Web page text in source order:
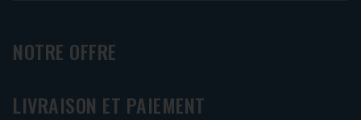
NOTRE OFFRE
LIVRAISON ET PAIEMENT